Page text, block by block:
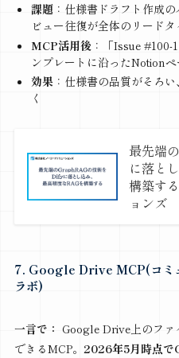
課題：仕様書ドラフト作成
ビュー往復が全体のリード
MCP活用後 ：「Issue #100-
ンプレートに沿ったNotion
効果：仕様書の品質がそろ
く
最先端
に落と
構築す
ョンズ
7. Google Drive MCP(コミ
ラボ)
一言で： Google Drive上のファ
できるMCP。 2026年5月時点で